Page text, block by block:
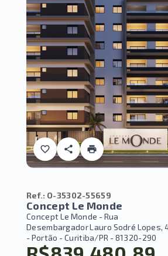
Ref.: O-35302-55659
Concept Le Monde
Concept Le Monde -Rua
Desembargador Lauro Sodré Lopes,
- Portão - Curitiba/PR - 81320-290